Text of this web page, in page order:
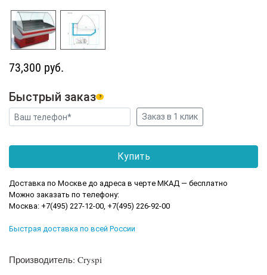
73,300 руб.
Быстрый заказ ?
Доставка по Москве до адреса в черте МКАД — бесплатно
Можно заказать по телефону:
Москва: +7(495) 227-12-00, +7(495) 226-92-00
Быстрая доставка по всей России
Производитель: Cryspi